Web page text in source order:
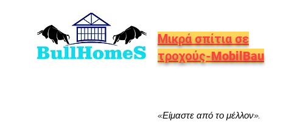
Μικρά σπίτια σε
τροχούς-MobilBau
«Είμαστε από το μέλλον».